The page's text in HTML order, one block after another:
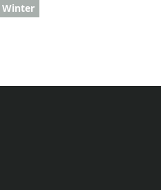
Winter